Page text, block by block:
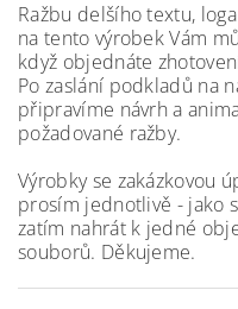
Ražbu delšího textu,
na tento výrobek Vám
když objednáte
Po zaslání podkladů na
připravíme návrh a
požadované ražby.
Výrobky se zakázkovou
prosím jednotlivě - jako
zatím nahrát k jedné
souborů. Děkujeme.